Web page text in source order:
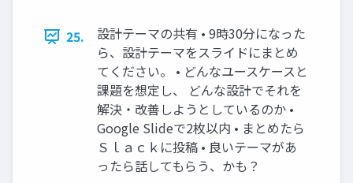
25.
設計テーマの共有 • 9時30分になった
ら、設計テーマをスライドにまとめ
てください。 • どんなユースケースと
課題を想定し、 どんな設計でそれを
解決・改善しようとしているのか •
Google Slideで2枚以内 • まとめたら
Ｓｌａｃｋに投稿 • 良いテーマがあ
ったら話してもらう、かも？